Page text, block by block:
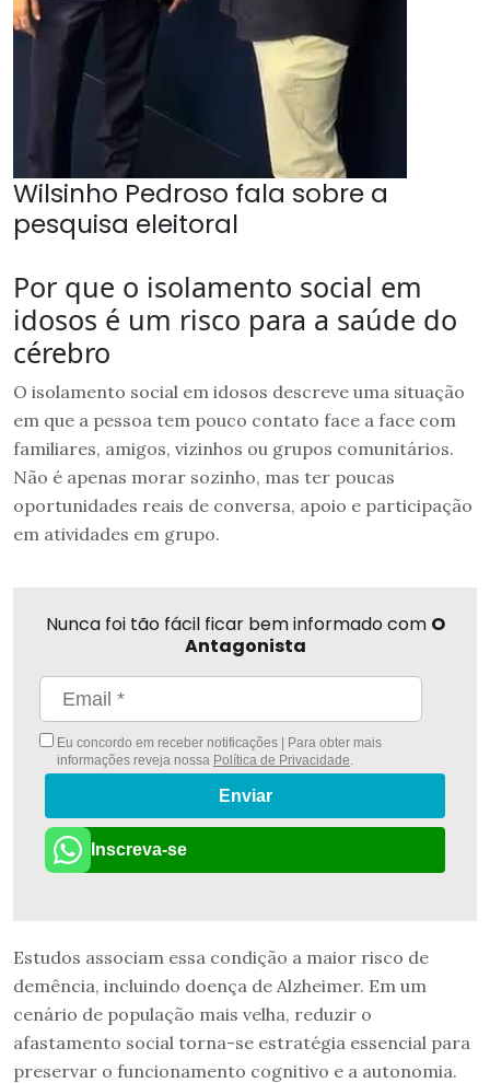
Wilsinho Pedroso fala sobre a
pesquisa eleitoral
Por que o isolamento social em
idosos é um risco para a saúde do
cérebro
O isolamento social em idosos descreve uma situação
em que a pessoa tem pouco contato face a face com
familiares, amigos, vizinhos ou grupos comunitários.
Não é apenas morar sozinho, mas ter poucas
oportunidades reais de conversa, apoio e participação
em atividades em grupo.
Nunca foi tão fácil ficar bem informado com O
Antagonista
Eu concordo em receber notificações | Para obter mais
informações reveja nossa Política de Privacidade.
Enviar
Inscreva-se
Estudos associam essa condição a maior risco de
demência, incluindo doença de Alzheimer. Em um
cenário de população mais velha, reduzir o
afastamento social torna-se estratégia essencial para
preservar o funcionamento cognitivo e a autonomia.